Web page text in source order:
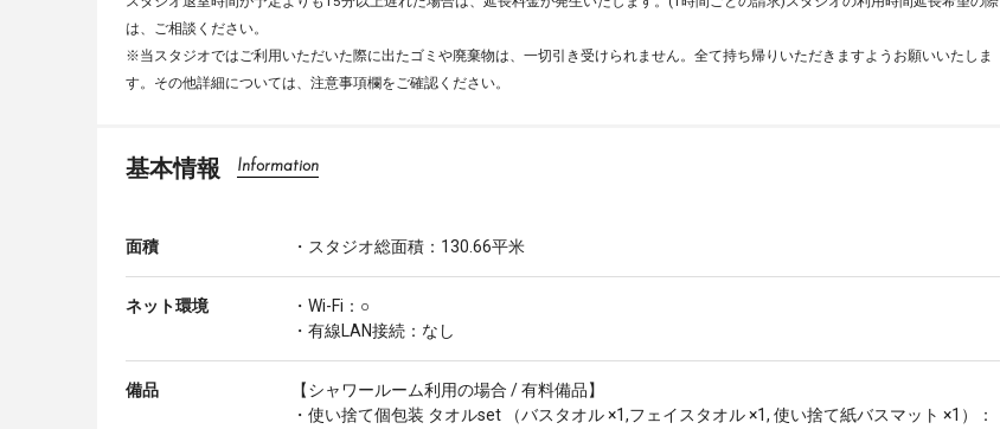
は、ご相談ください。
※当スタジオではご利用いただいた際に出たゴミや廃棄物は、一切引き受けられません。全て持ち帰りいただきますようお願いいたしま
す。その他詳細については、注意事項欄をご確認ください。
基本情報 Information
面積 ・スタジオ総面積：130.66平米
ネット環境
・Wi-Fi：○
・有線LAN接続：なし
備品
【シャワールーム利用の場合 / 有料備品】
・使い捨て個包装 タオルset （バスタオル ×1,フェイスタオル ×1, 使い捨て紙バスマット ×1）：